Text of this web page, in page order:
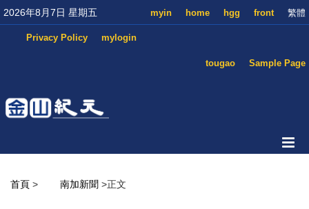
2026年8月7日 星期五 繁體
front
hgg
home
myin
mylogin
Privacy Policy
Sample Page
tougao
首頁 > 南加新聞 >正文